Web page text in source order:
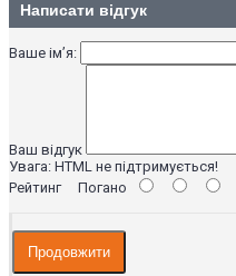
Написати відгук
Ваше ім’я:
Ваш відгук
Увага: HTML не підтримується!
РейтингПогано
Продовжити